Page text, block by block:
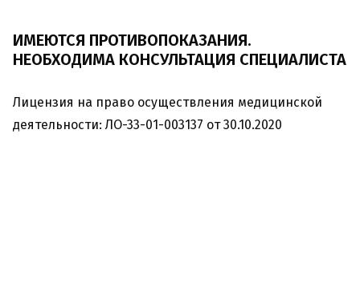
ИМЕЮТСЯ ПРОТИВОПОКАЗАНИЯ.
НЕОБХОДИМА КОНСУЛЬТАЦИЯ СПЕЦИАЛИСТА
Лицензия на право осуществления медицинской
деятельности: ЛО-33-01-003137 от 30.10.2020